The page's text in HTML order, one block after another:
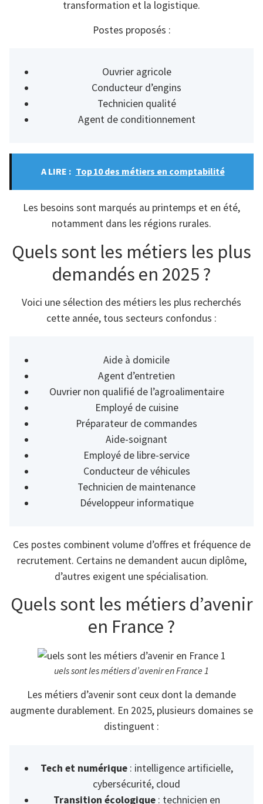
transformation et la logistique.
Postes proposés :
Ouvrier agricole
Conducteur d’engins
Technicien qualité
Agent de conditionnement
A LIRE : Top 10 des métiers en comptabilité
Les besoins sont marqués au printemps et en été,
notamment dans les régions rurales.
Quels sont les métiers les plus
demandés en 2025 ?
Voici une sélection des métiers les plus recherchés
cette année, tous secteurs confondus :
Aide à domicile
Agent d’entretien
Ouvrier non qualifié de l’agroalimentaire
Employé de cuisine
Préparateur de commandes
Aide-soignant
Employé de libre-service
Conducteur de véhicules
Technicien de maintenance
Développeur informatique
Ces postes combinent volume d’offres et fréquence de
recrutement. Certains ne demandent aucun diplôme,
d’autres exigent une spécialisation.
Quels sont les métiers d’avenir
en France ?
uels sont les métiers d’avenir en France 1
Les métiers d’avenir sont ceux dont la demande
augmente durablement. En 2025, plusieurs domaines se
distinguent :
Tech et numérique: intelligence artificielle,
cybersécurité, cloud
Transition écologique: technicien en